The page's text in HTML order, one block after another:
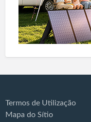
Termos de Utilização
Mapa do Sítio